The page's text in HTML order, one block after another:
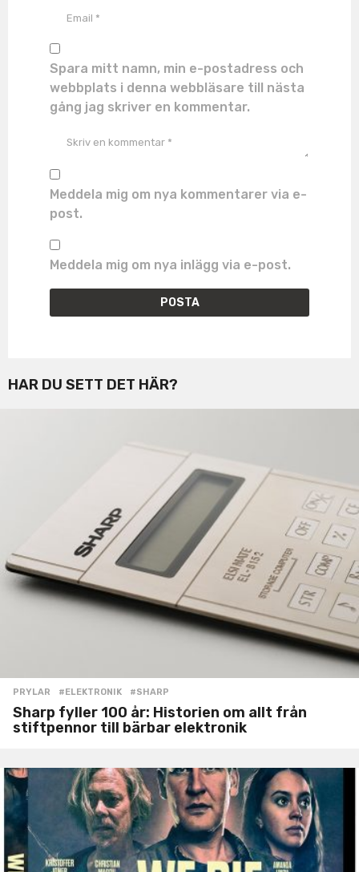
Spara mitt namn, min e-postadress och
webbplats i denna webbläsare till nästa
gång jag skriver en kommentar.
Meddela mig om nya kommentarer via e-
post.
Meddela mig om nya inlägg via e-post.
HAR DU SETT DET HÄR?
PRYLAR #ELEKTRONIK ,#SHARP
Sharp fyller 100 år: Historien om allt från
stiftpennor till bärbar elektronik